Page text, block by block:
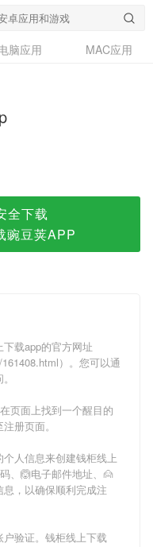
脑应用
MAC应用
全下载
豌豆荚APP
载app的官方网址
）。您可以通
页面上找到一个醒目的
册页面。
人信息来创建钱柜线上
、🙆电子邮件地址、🙍
，以确保顺利完成注
验证。钱柜线上下载